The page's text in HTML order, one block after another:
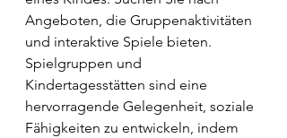
Angeboten, die Gruppenaktivitäten
und interaktive Spiele bieten.
Spielgruppen und
Kindertagesstätten sind eine
hervorragende Gelegenheit, soziale
Fähigkeiten zu entwickeln, indem